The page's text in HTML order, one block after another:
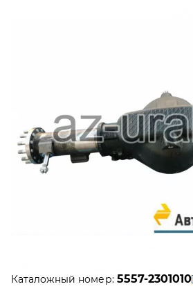
Каталожный номер: 5557-2301010